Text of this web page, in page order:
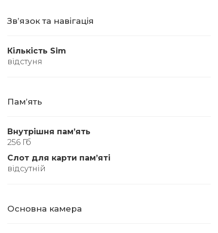
Звʼязок та навігація
Кількість Sim
відстуня
Памʼять
Внутрішня памʼять
256 Гб
Слот для карти памʼяті
відсутній
Основна камера